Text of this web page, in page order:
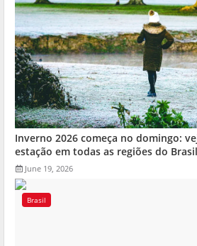
Inverno 2026 começa no domingo:
estação em todas as regiões do Brasil
June 19, 2026
Brasil